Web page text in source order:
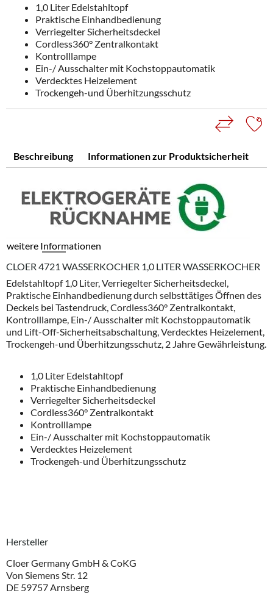
1,0 Liter Edelstahltopf
Praktische Einhandbedienung
Verriegelter Sicherheitsdeckel
Cordless360° Zentralkontakt
Kontrolllampe
Ein-/ Ausschalter mit Kochstoppautomatik
Verdecktes Heizelement
Trockengeh-und Überhitzungsschutz
Beschreibung Informationen zur Produktsicherheit
weitere Informationen
CLOER 4721 WASSERKOCHER 1,0 LITER WASSERKOCHER
Edelstahltopf 1,0 Liter, Verriegelter Sicherheitsdeckel,
Praktische Einhandbedienung durch selbsttätiges Öffnen des
Deckels bei Tastendruck, Cordless360° Zentralkontakt,
Kontrolllampe, Ein-/ Ausschalter mit Kochstoppautomatik
und Lift-Off-Sicherheitsabschaltung, Verdecktes Heizelement,
Trockengeh-und Überhitzungsschutz, 2 Jahre Gewährleistung.
1,0 Liter Edelstahltopf
Praktische Einhandbedienung
Verriegelter Sicherheitsdeckel
Cordless360° Zentralkontakt
Kontrolllampe
Ein-/ Ausschalter mit Kochstoppautomatik
Verdecktes Heizelement
Trockengeh-und Überhitzungsschutz
Hersteller
Cloer Germany GmbH & CoKG
Von Siemens Str. 12
DE 59757 Arnsberg